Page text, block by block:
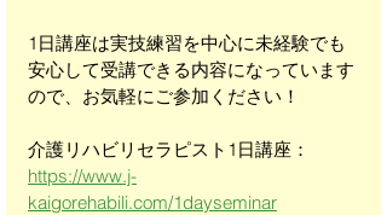
1日講座は実技練習を中心に未経験でも
安心して受講できる内容になっています
ので、お気軽にご参加ください！
介護リハビリセラピスト1日講座：
https://www.j-
kaigorehabili.com/1dayseminar